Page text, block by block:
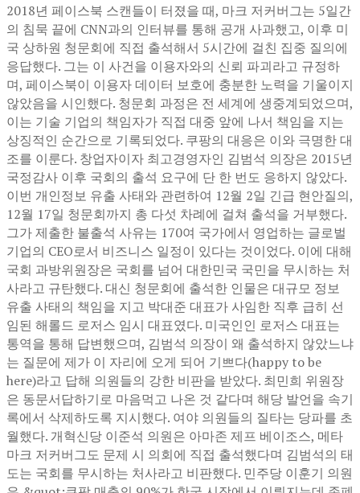
2018년 페이스북 스캔들이 터졌을 때, 마크 저커버그는 5일간
의 침묵 끝에 CNN과의 인터뷰를 통해 공개 사과했고, 이후 미
국 상하원 청문회에 직접 출석해서 5시간에 걸친 집중 질의에
응답했다. 그는 이 사건을 이용자와의 신뢰 파괴라고 규정하
며, 페이스북이 이용자 데이터 보호에 충분한 노력을 기울이지
않았음을 시인했다. 청문회 과정은 전 세계에 생중계되었으며,
이는 기술 기업의 책임자가 직접 대중 앞에 나서 책임을 지는
상징적인 순간으로 기록되었다. 쿠팡의 대응은 이와 극명한 대
조를 이룬다. 창업자이자 최고경영자인 김범석 의장은 2015년
국정감사 이후 국회의 출석 요구에 단 한 번도 응하지 않았다.
이번 개인정보 유출 사태와 관련하여 12월 2일 긴급 현안질의,
12월 17일 청문회까지 총 다섯 차례에 걸쳐 출석을 거부했다.
그가 제출한 불출석 사유는 170여 국가에서 영업하는 글로벌
기업의 CEO로서 비즈니스 일정이 있다는 것이었다. 이에 대해
국회 과방위원장은 국회를 넘어 대한민국 국민을 무시하는 처
사라고 규탄했다. 대신 청문회에 출석한 인물은 대규모 정보
유출 사태의 책임을 지고 박대준 대표가 사임한 직후 급히 선
임된 해롤드 로저스 임시 대표였다. 미국인인 로저스 대표는
통역을 통해 답변했으며, 김범석 의장이 왜 출석하지 않았느냐
는 질문에 제가 이 자리에 오게 되어 기쁘다(happy to be
here)라고 답해 의원들의 강한 비판을 받았다. 최민희 위원장
은 동문서답하기로 마음먹고 나온 것 같다며 해당 발언을 속기
록에서 삭제하도록 지시했다. 여야 의원들의 질타는 당파를 초
월했다. 개혁신당 이준석 의원은 아마존 제프 베이조스, 메타
마크 저커버그도 문제 시 의회에 직접 출석했다며 김범석의 태
도는 국회를 무시하는 처사라고 비판했다. 민주당 이훈기 의원